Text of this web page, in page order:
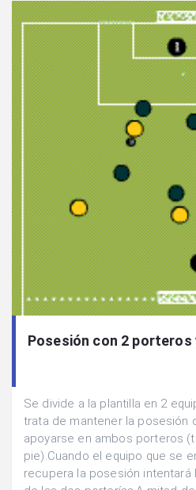
Posesión con 2 porteros
Se divide a la plantilla en 2
trata de mantener la posesión
apoyarse en ambos porteros
pie).Cuando el equipo que se
recupera la posesión intentará